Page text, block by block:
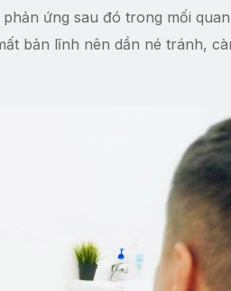
ứng sau đó trong mối
bản lĩnh nên dần né tránh,